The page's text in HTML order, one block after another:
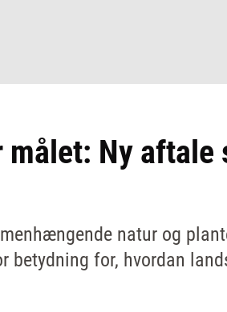
målet: Ny aftale
natur og
betydning for, hvordan